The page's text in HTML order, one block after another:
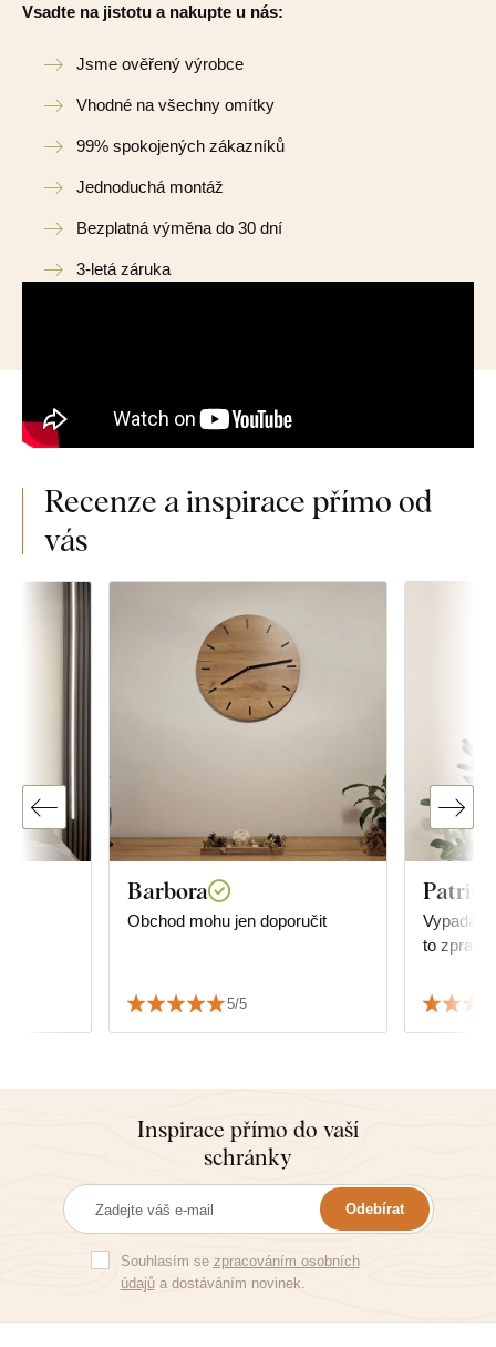
Vsadte na jistotu a nakupte u nás:
Jsme ověřený výrobce
Vhodné na všechny omítky
99% spokojených zákazníků
Jednoduchá montáž
Bezplatná výměna do 30 dní
3-letá záruka
Recenze a inspirace přímo od
vás
Barbora
Obchod mohu jen doporučit
5/5
Vypadá
to
Inspirace přímo do vaší
schránky
Odebírat
Souhlasím se zpracováním osobních
údajůa dostáváním novinek.